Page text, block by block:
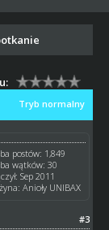
Tryb normalny
postów: 1,849
wątków: 30
Sep 2011
Anioły UNIBAX
#3